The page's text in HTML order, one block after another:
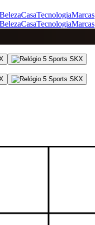
BelezaCasaTecnologiaMarcas
BelezaCasaTecnologiaMarcas